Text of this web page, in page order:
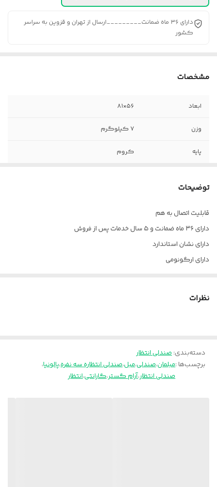
دارای ۳۶ ماه ضمانت_________ارسال از تهران و قزوین به سراسر
کشور
مشخصات
ابعاد ۵۶×۸۱
وزن ۷ کیلوگرم
پایه کروم
فروش
فوم سرد
توضیحات
قابلیت اتصال به هم
دارای ۳۶ ماه ضمانت و ۵ سال خدمات پس از فروش
دارای نشان استاندارد
دارای ارگونومی
نظرات
دسته‌بندی:صندلی انتظار
برچسب‌ها :مبلمان،صندلی،مبل،صندلی انتظاره سه نفره،پالونیا،
صندلی انتظار،آرام گستر،گارانتی،انتظار